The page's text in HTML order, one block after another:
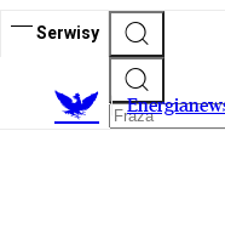
Serwisy
E